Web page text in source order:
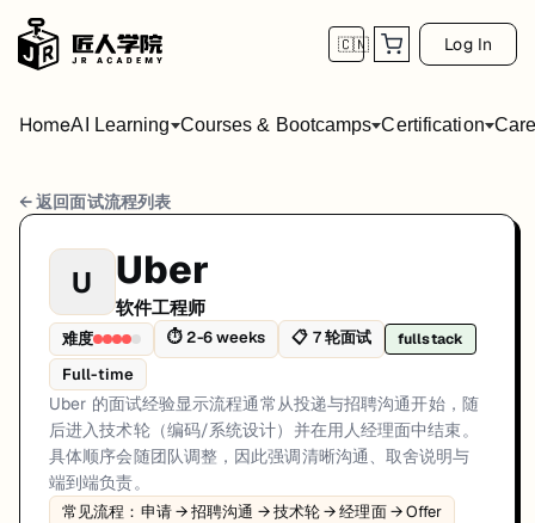
🇨🇳 Log In
HomeAI Learning Courses & Bootcamps Certification
Uber 软件工程师 面试流程
岗位方向: fullstack
Uber 的面试经验显示流程通常从投递与招聘沟通开始，随后进入技术
Uber的软件工程师面试共7轮，以下是每轮面试的详细流程和准备建议。
第1轮 (1-2 weeks): 该环节用于评估 Uber软件工程师 的实际能
面试亮点: Common flow: application → recruiter screen → technical
标签: Uber, Mobility, Platform, Software
← 返回面试流程列表
U Uber
软件工程师
难度 ⏱2-6 weeks 📋 7轮面试 fullstack
Full-time
Uber 的面试经验显示流程通常从投递与招聘沟通开始，随
后进入技术轮（编码/系统设计）并在用人经理面中结束。
具体顺序会随团队调整，因此强调清晰沟通、取舍说明与
端到端负责。
常见流程：申请 → 招聘沟通 → 技术轮 → 经理面 → Offer